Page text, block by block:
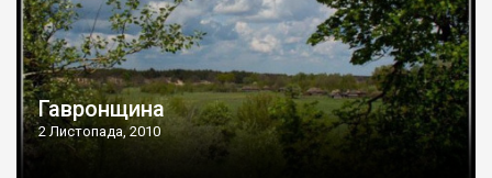
Гавронщина
2 Листопада, 2010